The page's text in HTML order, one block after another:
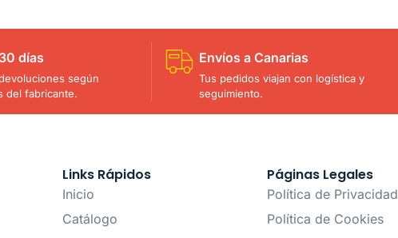
días
según
del fabricante.
Envíos a Canarias
Tus pedidos viajan con logística y
seguimiento.
Links Rápidos
Inicio
Catálogo
Páginas Legales
Política de Privacidad
Política de Cookies